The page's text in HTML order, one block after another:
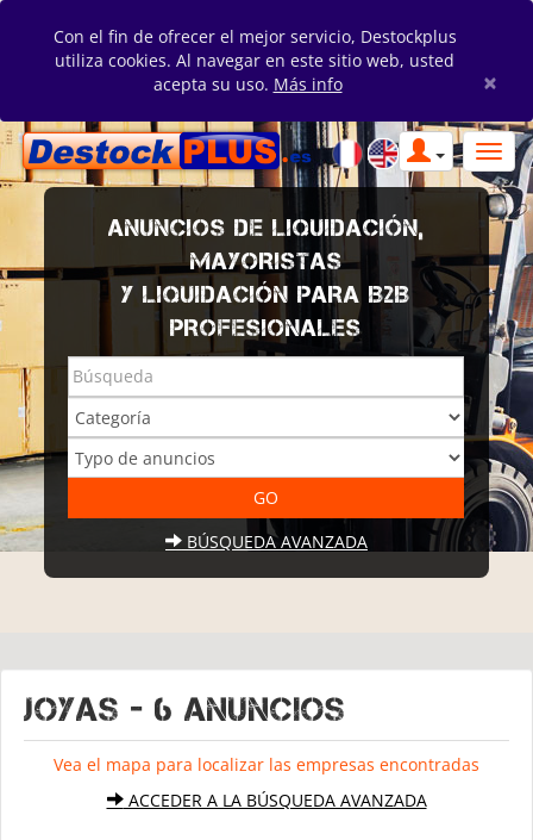
Con el fin de ofrecer el mejor servicio, Destockplus
utiliza cookies. Al navegar en este sitio web, usted
acepta su uso. Más info ×
ANUNCIOS DE LIQUIDACIÓN,
MAYORISTAS
Y LIQUIDACIÓN PARA B2B
PROFESIONALES
BÚSQUEDA AVANZADA
JOYAS - 6 Anuncios
Vea el mapa para localizar las empresas encontradas
ACCEDER A LA BÚSQUEDA AVANZADA